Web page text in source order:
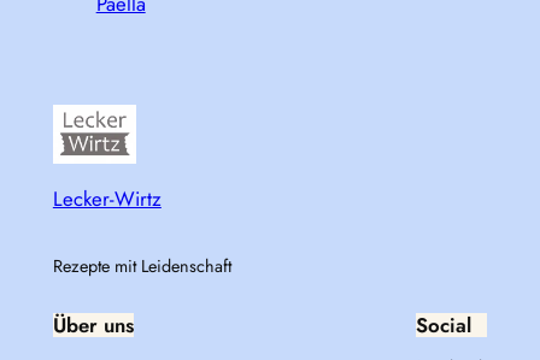
Lecker-Wirtz
Rezepte mit Leidenschaft
Über uns Social